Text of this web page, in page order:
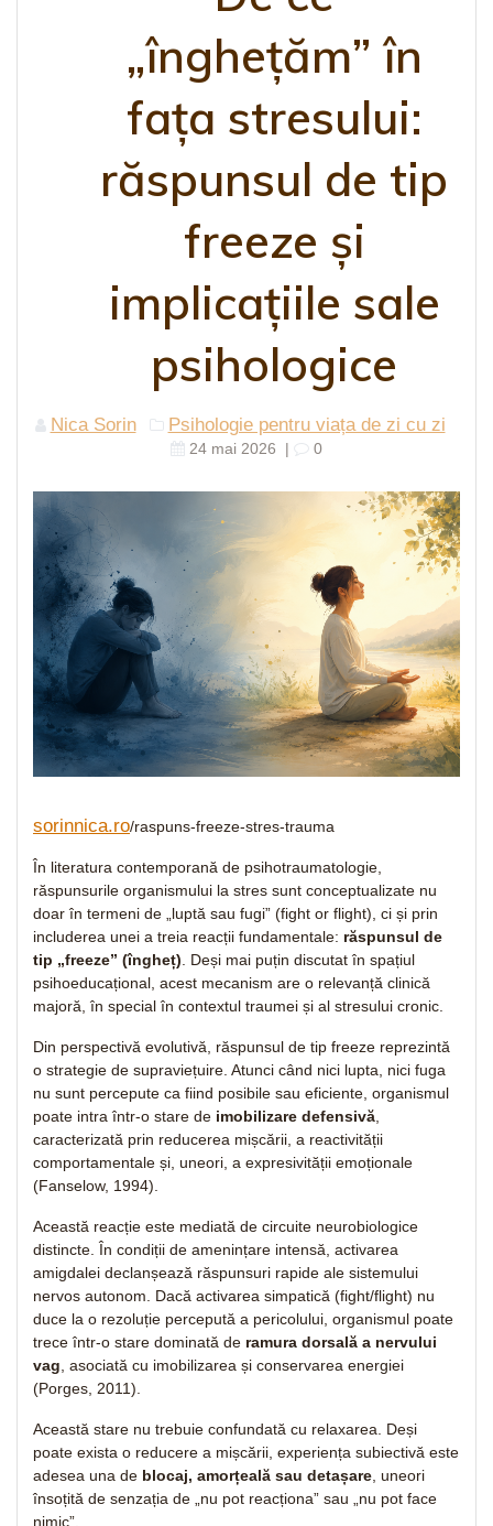
„înghețăm” în
fața stresului:
răspunsul de tip
freeze și
implicațiile sale
psihologice
Nica Sorin Psihologie pentru viața de zi cu zi
24 mai 2026 | 0
sorinnica.ro/raspuns-freeze-stres-trauma
În literatura contemporană de psihotraumatologie,
răspunsurile organismului la stres sunt conceptualizate nu
doar în termeni de „luptă sau fugi” (fight or flight), ci și prin
includerea unei a treia reacții fundamentale: răspunsul de
tip „freeze” (îngheț) . Deși mai puțin discutat în spațiul
psihoeducațional, acest mecanism are o relevanță clinică
majoră, în special în contextul traumei și al stresului cronic.
Din perspectivă evolutivă, răspunsul de tip freeze reprezintă
o strategie de supraviețuire. Atunci când nici lupta, nici fuga
nu sunt percepute ca fiind posibile sau eficiente, organismul
poate intra într-o stare de imobilizare defensivă
caracterizată prin reducerea mișcării, a reactivității
comportamentale și, uneori, a expresivității emoționale
(Fanselow, 1994).
Această reacție este mediată de circuite neurobiologice
distincte. În condiții de amenințare intensă, activarea
amigdalei declanșează răspunsuri rapide ale sistemului
nervos autonom. Dacă activarea simpatică (fight/flight) nu
duce la o rezoluție percepută a pericolului, organismul poate
trece într-o stare dominată de ramura dorsală a nervului
vag , asociată cu imobilizarea și conservarea energiei
(Porges, 2011).
Această stare nu trebuie confundată cu relaxarea. Deși
poate exista o reducere a mișcării, experiența subiectivă este
adesea una de blocaj, amorțeală sau detașare , uneori
însoțită de senzația de „nu pot reacționa” sau „nu pot face
nimic”.